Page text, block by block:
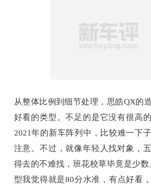
从整体比例到细节处理，思皓QX的
好看的类型。不足的是它没有很高
2021年的新车阵列中，比较难一下
注意。不过，就像年轻人找对象，
得去的不难找，班花校草毕竟是少数
型我觉得就是80分水准，有点好看